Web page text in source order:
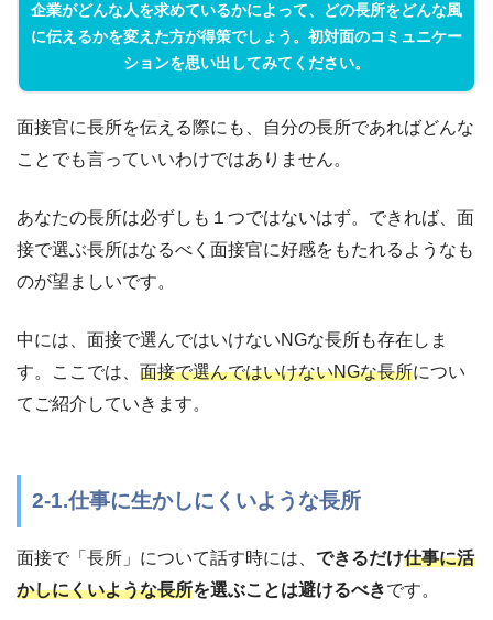
企業がどんな人を求めているかによって、どの長所をどんな風
に伝えるかを変えた方が得策でしょう。初対面のコミュニケー
ションを思い出してみてください。
面接官に長所を伝える際にも、自分の長所であればどんな
ことでも言っていいわけではありません。
あなたの長所は必ずしも１つではないはず。できれば、面
接で選ぶ長所はなるべく面接官に好感をもたれるようなも
のが望ましいです。
中には、面接で選んではいけないNGな長所も存在しま
す。ここでは、 面接で選んではいけないNGな長所につい
てご紹介していきます。
2-1.仕事に生かしにくいような長所
面接で「長所」について話す時には、 できるだけ仕事に活
かしにくいような長所を選ぶことは避けるべきです。